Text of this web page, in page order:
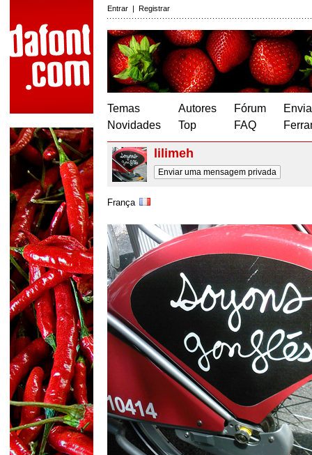
Entrar | Registrar
Temas
Novidades
Autores
Top
Fórum
FAQ
lilimeh
Enviar uma mensagem privada
França